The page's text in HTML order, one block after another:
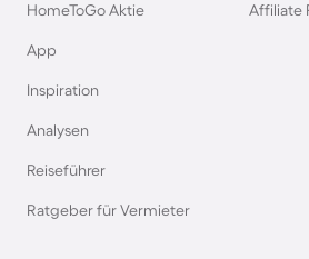
Ferienhäuser & Ferienwohnung
Ferienhäuser & Ferienwohnung
Nordsee
HomeToGo Aktie
App
Inspiration
Analysen
Reiseführer
Ratgeber für Vermieter
Affiliate